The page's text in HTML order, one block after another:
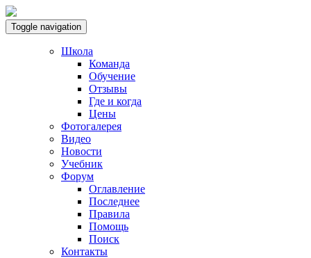
Toggle navigation
Школа
Команда
Обучение
Отзывы
Где и когда
Цены
Фотогалерея
Видео
Новости
Учебник
Форум
Оглавление
Последнее
Правила
Помощь
Поиск
Контакты